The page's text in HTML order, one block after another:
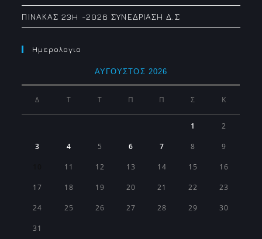
ΠΙΝΑΚΑΣ 23H -2026 ΣΥΝΕΔΡΙΑΣΗ Δ.Σ
Ημερολογιο
ΑΎΓΟΥΣΤΟΣ 2026
Δ Τ Τ Π Π Σ Κ
1 2
3 4 5 6 7 8 9
11 12 13 14 15 16
17 18 19 20 21 22 23
24 25 26 27 28 29 30
31